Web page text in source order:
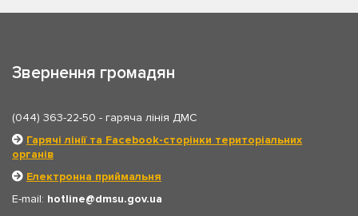
Звернення громадян
(044) 363-22-50 - гаряча лінія ДМС
Гарячі лінії та Facebook-сторінки територіальних
органів
Електронна приймальня
E-mail: hotline
dmsu.gov.ua